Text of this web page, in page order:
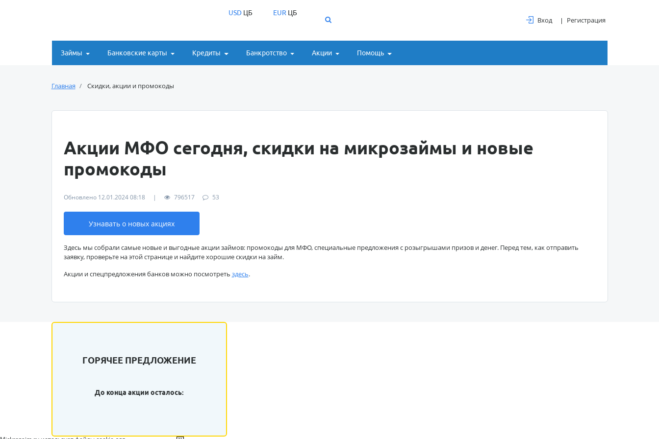
USDЦБ EUR ЦБ
Вход Регистрация
Займы Банковские карты Кредиты Банкротство Акции Помощь
Главная Скидки, акции и промокоды
Акции МФО сегодня, скидки на микрозаймы и новые
промокоды
Обновлено 12.01.2024 08:18 | 796517 53
Узнавать о новых акциях
Здесь мы собрали самые новые и выгодные акции займов: промокоды для МФО, специальные предложения с розыгрышами призов и денег. Перед тем, как отправить
заявку, проверьте на этой странице и найдите хорошие скидки на займ.
Акции и спецпредложения банков можно посмотреть здесь.
ГОРЯЧЕЕ ПРЕДЛОЖЕНИЕ
До конца акции осталось: